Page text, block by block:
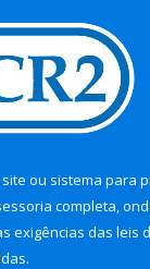
ou sistema para
completa,
exigências das leis